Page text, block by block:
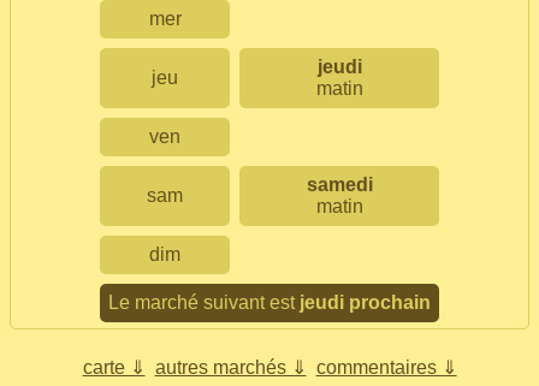
mer
jeu
jeudi
matin
ven
sam
samedi
matin
dim
Le marché suivant est jeudi prochain
carte ⇓ autres marchés ⇓ commentaires ⇓